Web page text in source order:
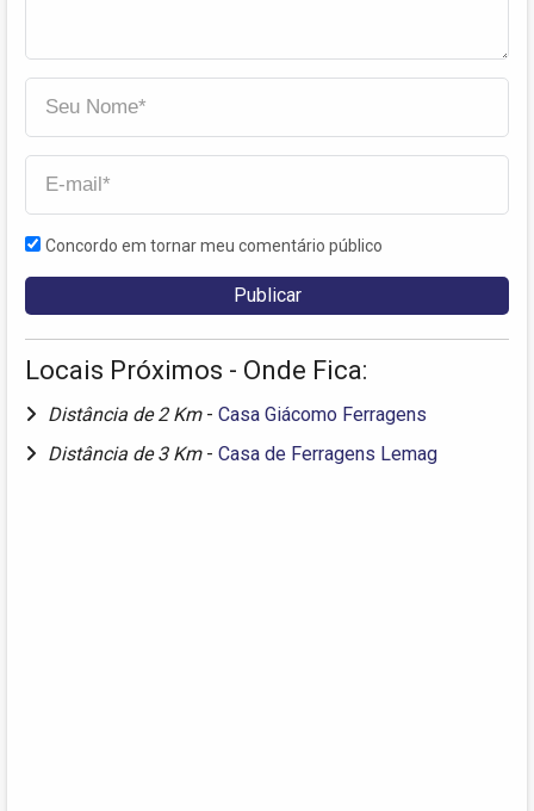
Concordo em tornar meu comentário público
Locais Próximos - Onde Fica:
Distância de 2 Km - Casa Giácomo Ferragens
Distância de 3 Km - Casa de Ferragens Lemag